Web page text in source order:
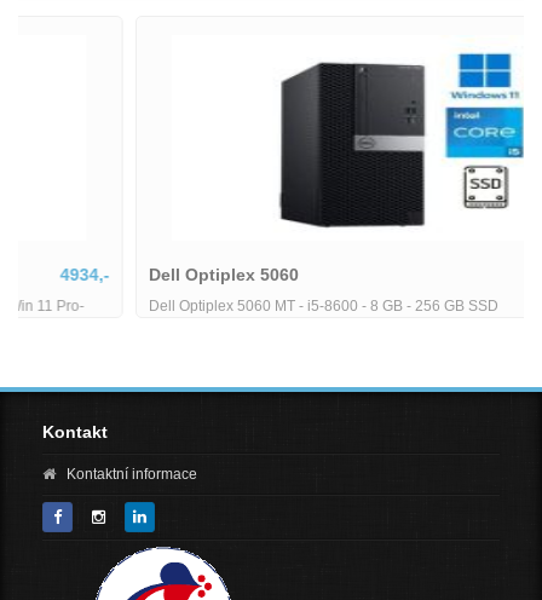
Dell Optiplex 5060
Dell Optiplex 5060 MT - i5-8600 - 8 GB - 256 GB SSD
Kontakt
Kontaktní informace